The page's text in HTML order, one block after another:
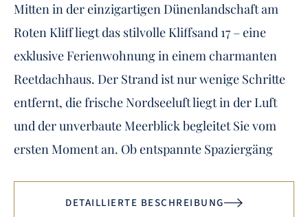
Mitten in der einzigartigen Dünenlandschaft am
Roten Kliff liegt das stilvolle Kliffsand 17 – eine
exklusive Ferienwohnung in einem charmanten
Reetdachhaus. Der Strand ist nur wenige Schritte
entfernt, die frische Nordseeluft liegt in der Luft
und der unverbaute Meerblick begleitet Sie vom
ersten Moment an. Ob entspannte Spaziergäng
DETAILLIERTE BESCHREIBUNG